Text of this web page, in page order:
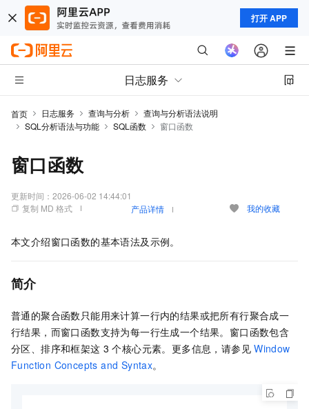
打开 APP
日志服务
首页 日志服务 查询与分析
查询与分析语法说明
SQL分析语法与功能
SQL函数 窗口函数
窗口函数
更新时间： 2026-06-02 14:44:01
复制 MD 格式
产品详情 我的收藏
本文介绍窗口函数的基本语法及示例。
简介
普通的聚合函数只能用来计算一行内的结果或把所有行聚合成一
行结果，而窗口函数支持为每一行生成一个结果。窗口函数包含
分区、排序和框架这 3 个核心元素。更多信息，请参见 Window
Function Concepts and Syntax。